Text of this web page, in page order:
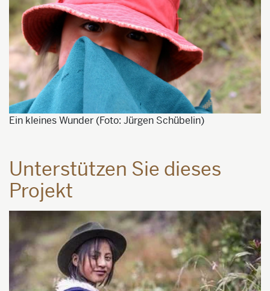
Ein kleines Wunder (Foto: Jürgen Schübelin)
Unterstützen Sie dieses
Projekt